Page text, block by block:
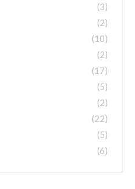
(3)
(2)
(10)
(2)
(17)
(5)
(2)
(22)
(5)
(6)